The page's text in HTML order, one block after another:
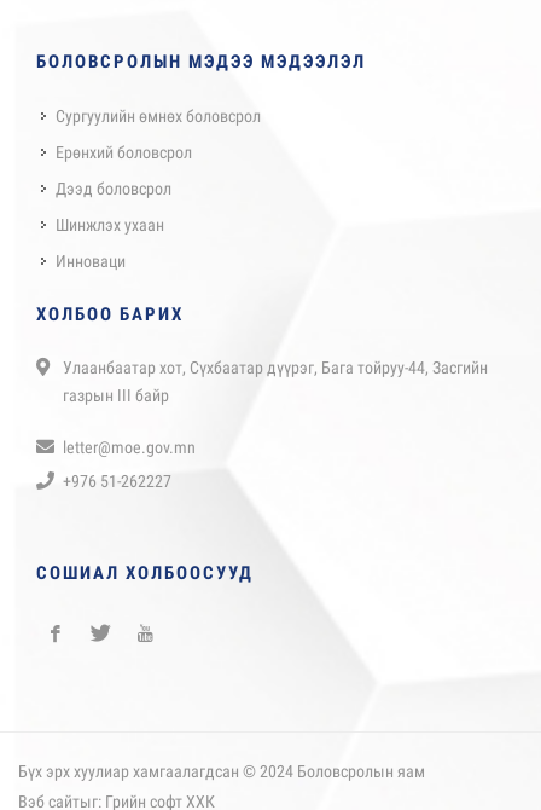
БОЛОВСРОЛЫН МЭДЭЭ МЭДЭЭЛЭЛ
Сургуулийн өмнөх боловсрол
Ерөнхий боловсрол
Дээд боловсрол
Шинжлэх ухаан
Инноваци
ХОЛБОО БАРИХ
Улаанбаатар хот, Сүхбаатар дүүрэг, Бага тойруу-44, Засгийн
газрын III байр
letter@moe.gov.mn
+976 51-262227
СОШИАЛ ХОЛБООСУУД
Бүх эрх хуулиар хамгаалагдсан © 2024 Боловсролын яам
Вэб сайтыг: Грийн софт ХХК